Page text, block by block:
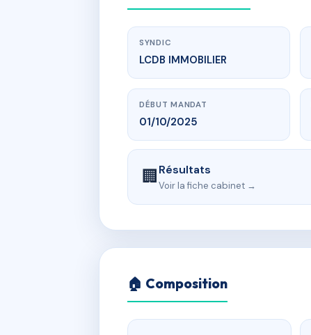
SYNDIC
LCDB IMMOBILIER
DÉBUT MANDAT
01/10/2025
🏢Résultats
Voir la fiche cabinet →
🏠 Composition